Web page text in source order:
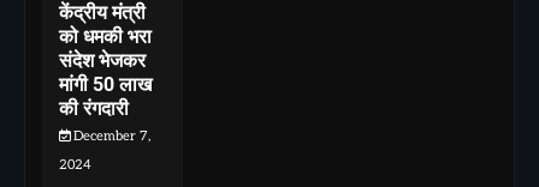
केंद्रीय मंत्री
को धमकी भरा
संदेश भेजकर
मांगी 50 लाख
की रंगदारी
December 7,
2024